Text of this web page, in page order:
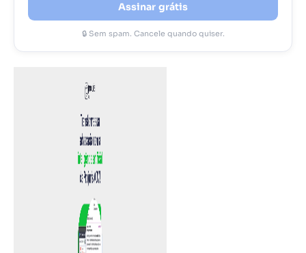
Assinar grátis
🔒 Sem spam. Cancele quando quiser.